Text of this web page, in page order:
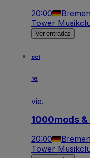
20:00
Tower
Ver entradas
oct
16
vie.
1000mods &
20:00
Tower